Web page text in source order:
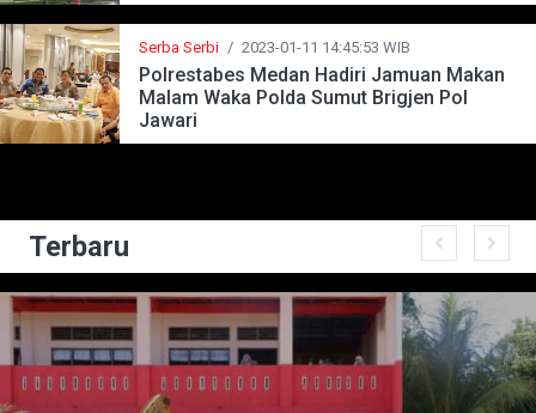
Serba Serbi / 2023-01-11 14:45:53 WIB
Polrestabes Medan Hadiri Jamuan Makan
Malam Waka Polda Sumut Brigjen Pol
Jawari
Terbaru